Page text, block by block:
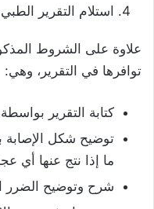
استلام التقرير
علاوة على الشروط
توافرها في التقرير، وهي:
كتابة التقرير
توضيح شكل الإصابة
ما إذا نتج عنها أي
شرح وتوضيح الضرر